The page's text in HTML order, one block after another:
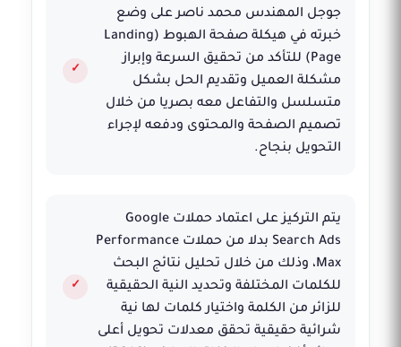
جوجل المهندس محمد ناصر على وضع
خبرته في هيكلة صفحة الهبوط (Landing
Page) للتأكد من تحقيق السرعة وإبراز
مشكلة العميل وتقديم الحل بشكل
متسلسل والتفاعل معه بصريا من خلال
تصميم الصفحة والمحتوى ودفعه لإجراء
التحويل بنجاح.
يتم التركيز على اعتماد حملات Google
Search Ads بدلا من حملات Performance
Max، وذلك من خلال تحليل نتائج البحث
للكلمات المختلفة وتحديد النية الحقيقية
للزائر من الكلمة واختيار كلمات لها نية
شرائية حقيقية تحقق معدلات تحويل أعلى